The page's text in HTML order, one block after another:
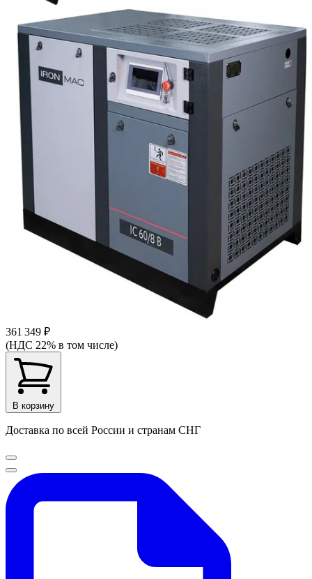
361 349 ₽
(НДС 22% в том числе)
В корзину
Доставка по всей России и странам СНГ